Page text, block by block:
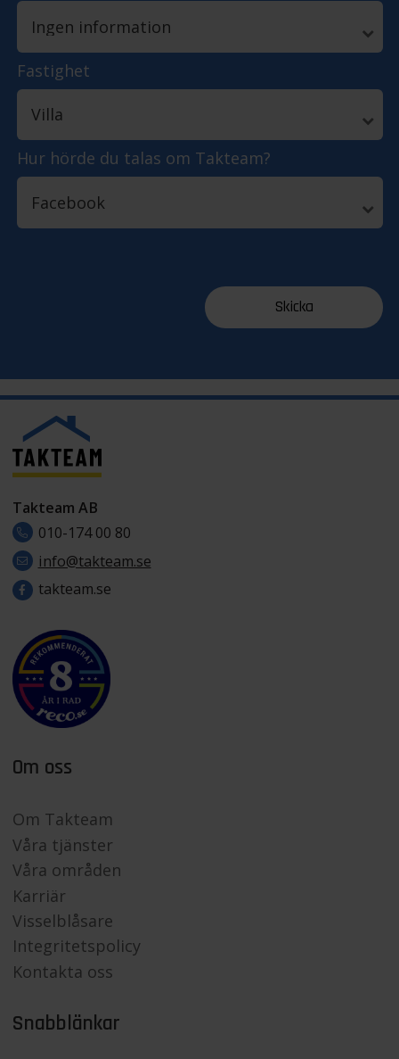
Fastighet
Hur hörde du talas om Takteam?
Takteam AB
010-174 00 80
info@takteam.se
takteam.se
Om oss
Om Takteam
Våra tjänster
Våra områden
Karriär
Visselblåsare
Integritetspolicy
Kontakta oss
Snabblänkar